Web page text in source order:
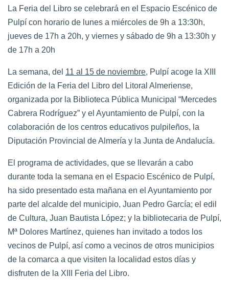
La Feria del Libro se celebrará en el Espacio Escénico de
Pulpí con horario de lunes a miércoles de 9h a 13:30h,
jueves de 17h a 20h, y viernes y sábado de 9h a 13:30h y
de 17h a 20h
La semana, del 11 al 15 de noviembre, Pulpí acoge la XIII
Edición de la Feria del Libro del Litoral Almeriense,
organizada por la Biblioteca Pública Municipal “Mercedes
Cabrera Rodríguez” y el Ayuntamiento de Pulpí, con la
colaboración de los centros educativos pulpileños, la
Diputación Provincial de Almería y la Junta de Andalucía.
El programa de actividades, que se llevarán a cabo
durante toda la semana en el Espacio Escénico de Pulpí,
ha sido presentado esta mañana en el Ayuntamiento por
parte del alcalde del municipio, Juan Pedro García; el edil
de Cultura, Juan Bautista López; y la bibliotecaria de Pulpí,
Mª Dolores Martínez, quienes han invitado a todos los
vecinos de Pulpí, así como a vecinos de otros municipios
de la comarca a que visiten la localidad estos días y
disfruten de la XIII Feria del Libro.